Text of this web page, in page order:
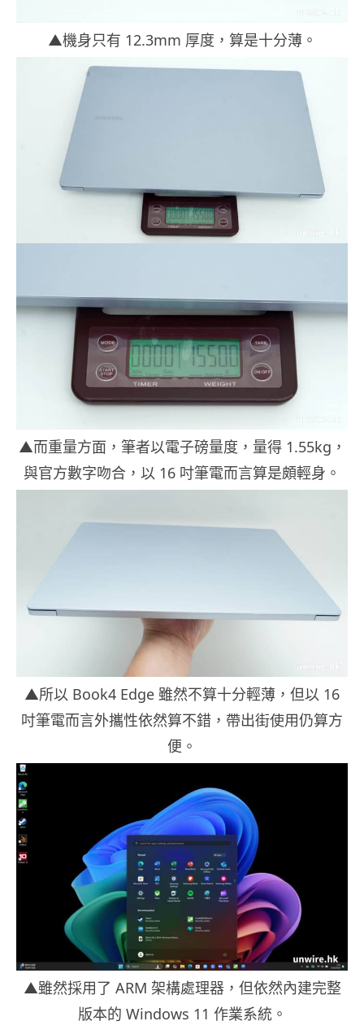
▲機身只有 12.3mm 厚度，算是十分薄。
▲而重量方面，筆者以電子磅量度，量得 1.55kg，
與官方數字吻合，以 16 吋筆電而言算是頗輕身。
▲所以 Book4 Edge 雖然不算十分輕薄，但以 16
吋筆電而言外攜性依然算不錯，帶出街使用仍算方
便。
▲雖然採用了 ARM 架構處理器，但依然內建完整
版本的 Windows 11 作業系統。